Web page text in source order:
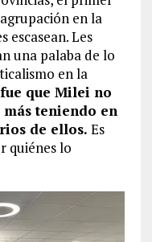
en la
escasean. Les
una palaba de lo
en la
que Milei no
teniendo en
de ellos. Es
quiénes lo